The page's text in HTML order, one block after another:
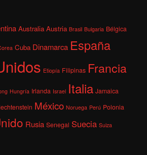
Australia Austria Brasil Bulgaria Bélgica
Cuba Dinamarca España
Etiopía Filipinas Francia
Hungría Irlanda Israel Italia Jamaica
México Noruega Perú Polonia
Rusia Senegal Suecia Suiza